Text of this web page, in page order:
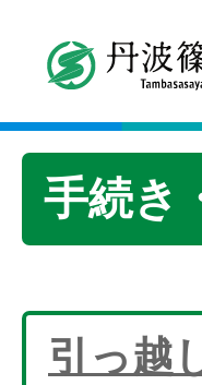
手続き
引っ越